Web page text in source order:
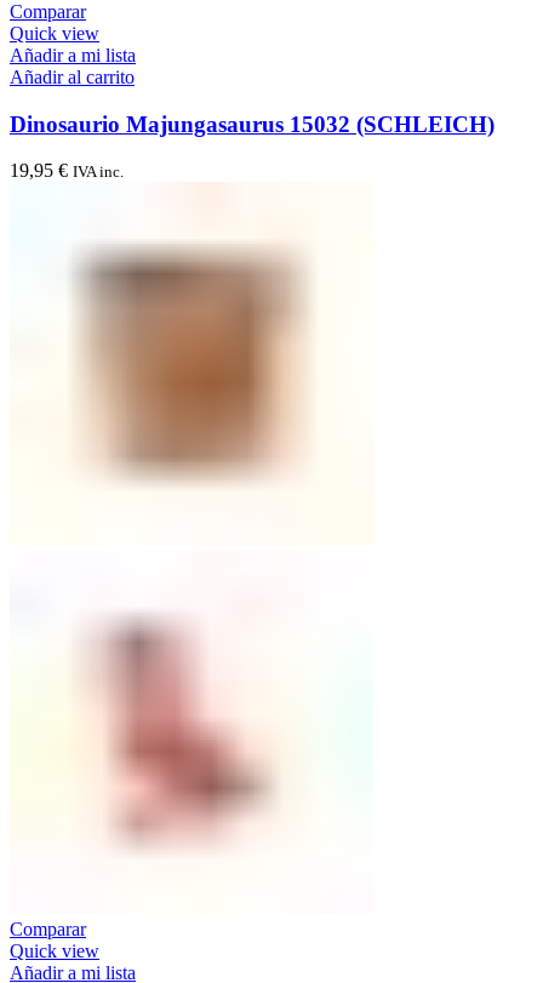
Comparar
Quick view
Añadir a mi lista
Añadir al carrito
Dinosaurio Majungasaurus 15032 (SCHLEICH)
19,95 € IVA inc.
Comparar
Quick view
Añadir a mi lista